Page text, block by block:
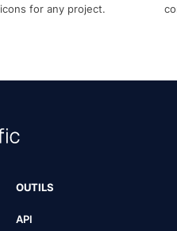
icons for any project.
OUTILS
API